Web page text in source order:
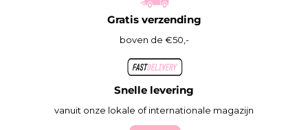
Gratis verzending
boven de €50,-
Snelle levering
vanuit onze lokale of internationale magazijn